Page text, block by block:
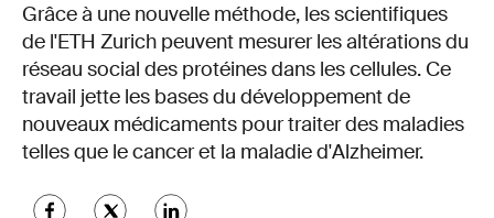
Grâce à une nouvelle méthode, les scientifiques
de l'ETH Zurich peuvent mesurer les altérations du
réseau social des protéines dans les cellules. Ce
travail jette les bases du développement de
nouveaux médicaments pour traiter des maladies
telles que le cancer et la maladie d'Alzheimer.